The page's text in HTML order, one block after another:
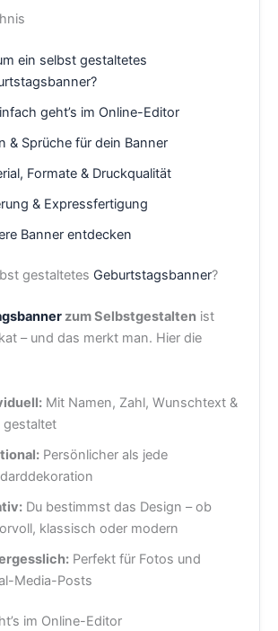
ein selbst gestaltetes
geht’s im Online-Editor
& Sprüche für dein Banner
Formate & Druckqualität
& Expressfertigung
Banner entdecken
gestaltetes Geburtstagsbanner?
zum Selbstgestalten ist
– und das merkt man. Hier die
Mit Namen, Zahl, Wunschtext &
gestaltet
Persönlicher als jede
Du bestimmst das Design – ob
klassisch oder modern
Perfekt für Fotos und
Media-Posts
im Online-Editor